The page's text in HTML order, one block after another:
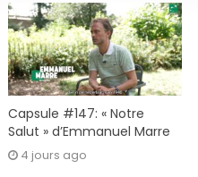
Capsule #147: « Notre
Salut » d’Emmanuel Marre
4 jours ago